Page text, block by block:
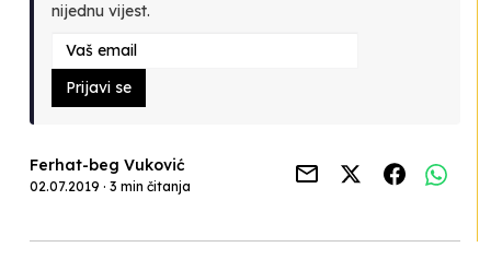
nijednu vijest.
Prijavi se
Ferhat-beg Vuković
02.07.2019 · 3 min čitanja